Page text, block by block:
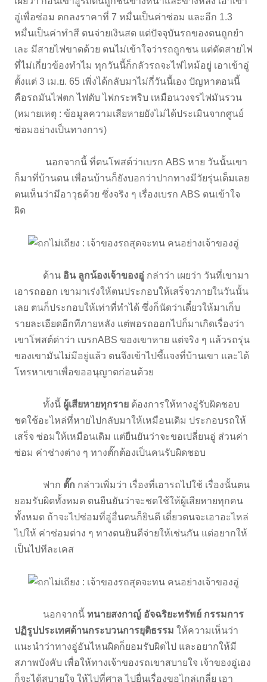
อู่เพื่อซ่อม ตกลงราคาที่ 7 หมื่นเป็นค่าซ่อม และอีก 1.3
หมื่นเป็นค่าทำสี ตนจ่ายเงินสด แต่ปัจจุบันรถของตนถูกยำ
เละ มีสายไฟขาดด้วย ตนไม่เข้าใจว่ารถถูกชน แต่ตัดสายไฟ
ที่ไม่เกี่ยวข้องทำไม ทุกวันนี้ก็กลัวรถจะไฟไหม้อยู่ เอาเข้าอู่
ตั้งแต่ 3 เม.ย. 65 เพิ่งได้กลับมาไม่กี่วันนี้เอง ปัญหาตอนนี้
คือรถมันไฟตก ไฟดับ ไฟกระพริบ เหมือนวงจรไฟมันรวน
(หมายเหตุ : ข้อมูลความเสียหายยังไม่ได้ประเมินจากศูนย์
ซ่อมอย่างเป็นทางการ)
นอกจากนี้ ที่ตนโพสต์ว่าเบรก ABS หาย วันนั้นเขา
ก็มาที่บ้านตน เพื่อนบ้านก็ยังบอกว่าปากทางมีวัยรุ่นเต็มเลย
ตนเห็นว่ามีอาวุธด้วย ซึ่งจริง ๆ เรื่องเบรก ABS ตนเข้าใจ
ผิด
ด้าน อิน ลูกน้องเจ้าของอู่ กล่าว่า เผยว่า วันที่เขามา
เอารถออก เขามาเร่งให้ตนประกอบให้เสร็จวภายในวันนั้น
เลย ตนก็ประกอบให้เท่าที่ทำได้ ซึ่งก็นัดว่าเดี๋ยวให้มาเก็บ
รายละเอียดอีกทีภายหลัง แต่พอรถออกไปก็มาเกิดเรื่องว่า
เขาโพสต์ด่าว่า เบรกABS ของเขาหาย แต่จริง ๆ แล้วรถรุ่น
ของเขามันไม่มีอยู่แล้ว ตนจึงเข้าไปชี้แจงที่บ้านเขา และได้
โทรหาเขาเพื่อขออนุญาตก่อนด้วย
ทั้งนี้ ผู้เสียหายทุกราย ต้องการให้ทางอู่รับผิดชอบ
ชดใช้อะไหล่ที่หายไปกลับมาให้เหมือนเดิม ประกอบรถให้
เสร็จ ซ่อมให้เหมือนเดิม แต่ยืนยันว่าจะขอเปลี่ยนอู่ ส่วนค่า
ซ่อม ค่าช่างต่าง ๆ ทางตั๊กต้องเป็นคนรับผิดชอบ
ฟาก ตั๊ก กล่าวเพิ่มว่า เรื่องที่เอารถไปใช้ เรื่องนั้นตน
ยอมรับผิดทั้งหมด ตนยืนยันว่าจะชดใช้ให้ผู้เสียหายทุกคน
ทั้งหมด ถ้าจะไปซ่อมที่อู่อื่นตนก็ยินดี เดี๋ยวตนจะเอาอะไหล่
ไปให้ ค่าซ่อมต่าง ๆ ทางตนยินดีจ่ายให้เช่นกัน แต่อยากให้
เป็นไปทีละเคส
นอกจากนี้ ทนายสงกาญ์ อัจฉริยะทรัพย์ กรรมการ
ปฏิรูปประเทศด้านกระบวนการยุติธรรม ให้ความเห็นว่า
แนะนำว่าทางอู่อันไหนผิดก็ยอมรับผิดไป และอยากให้มี
สภาพบังคับ เพื่อให้ทางเจ้าของรถเขาสบายใจ เจ้าของอู่เอง
ก็จะได้สบายใจ ให้ไปที่ศาล ไปยื่นเรื่องขอไกล่เกลี่ย เอา